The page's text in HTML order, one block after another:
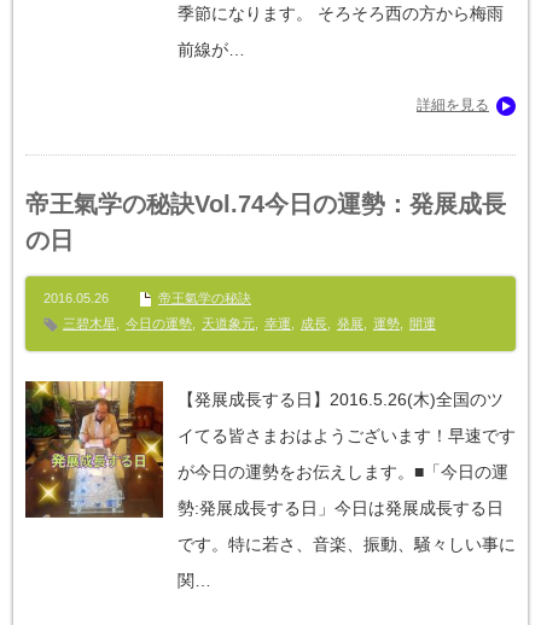
季節になります。 そろそろ西の方から梅雨
前線が…
詳細を見る
帝王氣学の秘訣Vol.74今日の運勢：発展成長
の日
2016.05.26
帝王氣学の秘訣
三碧木星
今日の運勢 天道象元 幸運 成長 発展 運勢 開運
【発展成長する日】2016.5.26(木)全国のツ
イてる皆さまおはようございます！早速です
が今日の運勢をお伝えします。■「今日の運
勢:発展成長する日」今日は発展成長する日
です。特に若さ、音楽、振動、騒々しい事に
関…